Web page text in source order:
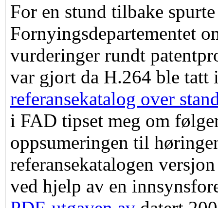
For en stund tilbake
Fornyingsdepartementet
vurderinger rundt
var gjort da H.264 ble
referansekatalog over
i FAD tipset meg om
oppsumeringen til
referansekatalogen
ved hjelp av en